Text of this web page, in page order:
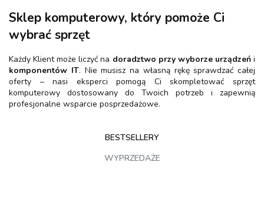
Sklep komputerowy, który pomoże Ci
wybrać sprzęt
Każdy Klient może liczyć na doradztwo przy wyborze urządzeńi
komponentów IT. Nie musisz na własną rękę sprawdzać całej
oferty – nasi eksperci pomogą Ci skompletować sprzęt
komputerowy dostosowany do Twoich potrzeb i zapewnią
profesjonalne wsparcie posprzedażowe.
BESTSELLERY
WYPRZEDAŻE